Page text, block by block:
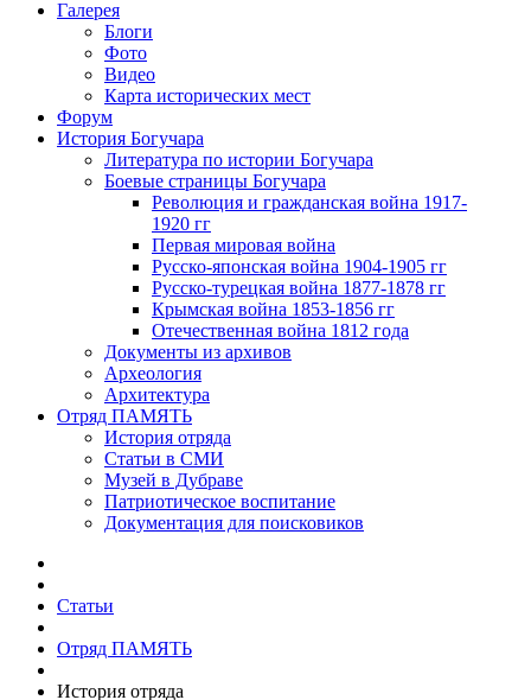
Галерея
Блоги
Фото
Видео
Карта исторических мест
Форум
История Богучара
Литература по истории Богучара
Боевые страницы Богучара
Революция и гражданская война 1917-
1920 гг
Первая мировая война
Русско-японская война 1904-1905 гг
Русско-турецкая война 1877-1878 гг
Крымская война 1853-1856 гг
Отечественная война 1812 года
Документы из архивов
Археология
Архитектура
Отряд ПАМЯТЬ
История отряда
Статьи в СМИ
Музей в Дубраве
Патриотическое воспитание
Документация для поисковиков
Статьи
Отряд ПАМЯТЬ
История отряда